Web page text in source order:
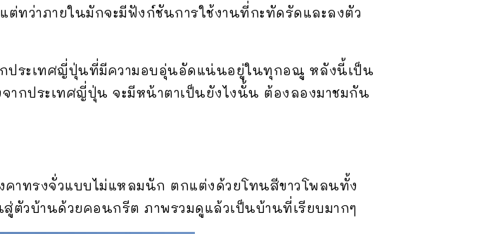
ว่าภายในมักจะมีฟังก์ชันการใช้งานที่กะทัดรัดและลงตัว
กประเทศญี่ปุ่นที่มีความอบอุ่นอัดแน่นอยู่ในทุกอณู หลังนี้เป็น
ากประเทศญี่ปุ่น จะมีหน้าตาเป็นยังไงนั้น ต้องลองมาชมกัน
าทรงจั่วแบบไม่แหลมนัก ตกแต่งด้วยโทนสีขาวโพลนทั้ง
ตัวบ้านด้วยคอนกรีต ภาพรวมดูแล้วเป็นบ้านที่เรียบมากๆ